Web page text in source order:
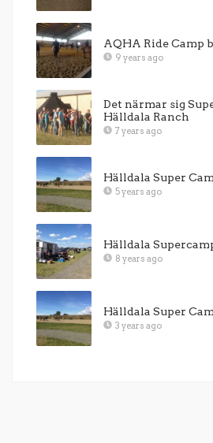
AQHA Ride Camp
9 years ago
Det närmar sig
Hälldala Ranch
7 years ago
Hälldala Super
5 years ago
Hälldala
8 years ago
Hälldala Super
3 years ago